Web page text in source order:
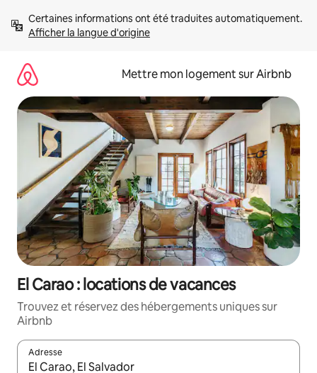
directement
Afficher la langue d'origine
Mettre mon logement sur Airbnb
El Carao : locations de vacances
Trouvez et réservez des hébergements uniques sur
Airbnb
Adresse
Lorsque les résultats s'affichent, utilisez les flèches vers le